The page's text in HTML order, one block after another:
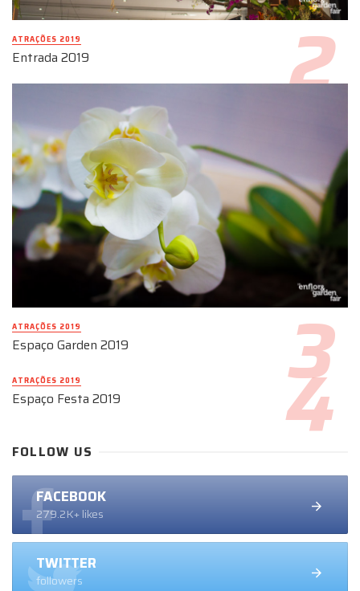
ATRAÇÕES 2019
Entrada 2019
ATRAÇÕES 2019
Espaço Garden 2019
ATRAÇÕES 2019
Espaço Festa 2019
FOLLOW US
FACEBOOK
279.2K+ likes
TWITTER
followers